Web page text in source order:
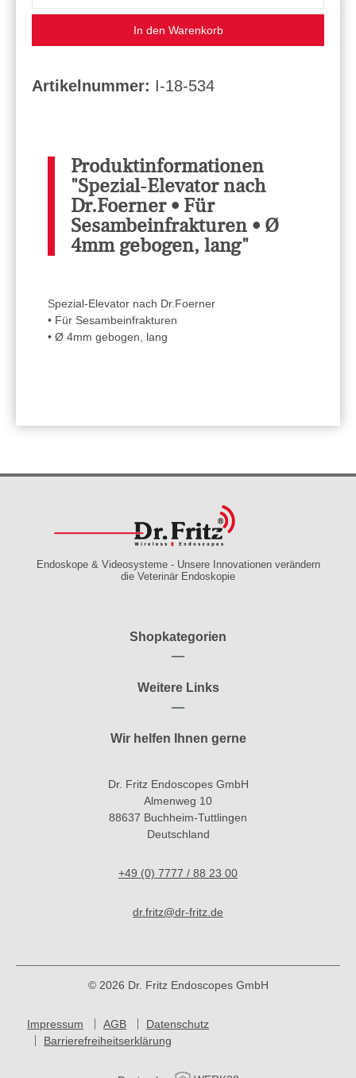
In den Warenkorb
Artikelnummer: I-18-534
Produktinformationen
"Spezial-Elevator nach
Dr.Foerner • Für
Sesambeinfrakturen • Ø
4mm gebogen, lang"
Spezial-Elevator nach Dr.Foerner
• Für Sesambeinfrakturen
• Ø 4mm gebogen, lang
Endoskope & Videosysteme - Unsere Innovationen verändern
die Veterinär Endoskopie
Shopkategorien
Weitere Links
Wir helfen Ihnen gerne
Dr. Fritz Endoscopes GmbH
Almenweg 10
88637 Buchheim-Tuttlingen
Deutschland
+49 (0) 7777 / 88 23 00
dr.fritz@dr-fritz.de
© 2026 Dr. Fritz Endoscopes GmbH
Impressum AGB
Datenschutz
Barrierefreiheitserklärung